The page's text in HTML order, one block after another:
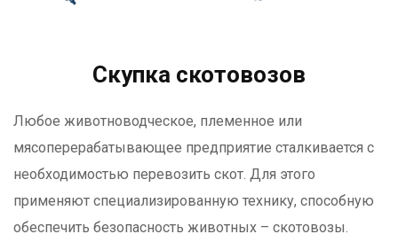
Скупка скотовозов
Любое животноводческое, племенное или
мясоперерабатывающее предприятие сталкивается с
необходимостью перевозить скот. Для этого
применяют специализированную технику, способную
обеспечить безопасность животных – скотовозы.